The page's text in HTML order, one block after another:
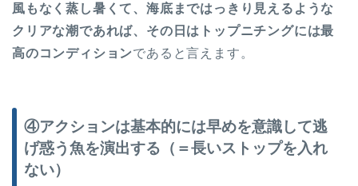
風もなく蒸し暑くて、海底まではっきり見えるような
クリアな潮であれば、その日はトップニチングには最
高のコンディションであると言えます。
④アクションは基本的には早めを意識して逃
げ惑う魚を演出する（＝長いストップを入れ
ない）